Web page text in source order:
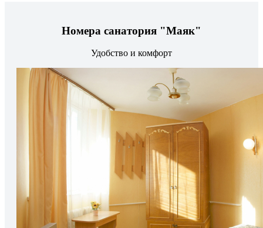
Номера санатория "Маяк"
Удобство и комфорт